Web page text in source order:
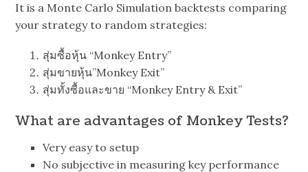
It is a Monte Carlo Simulation backtests comparing
your strategy to random strategies:
สุ่มซื้อหุ้น “Monkey Entry”
สุ่มขายหุ้น”Monkey Exit”
สุ่มทั้งซื้อและขาย “Monkey Entry & Exit”
What are advantages of Monkey Tests?
Very easy to setup
No subjective in measuring key performance